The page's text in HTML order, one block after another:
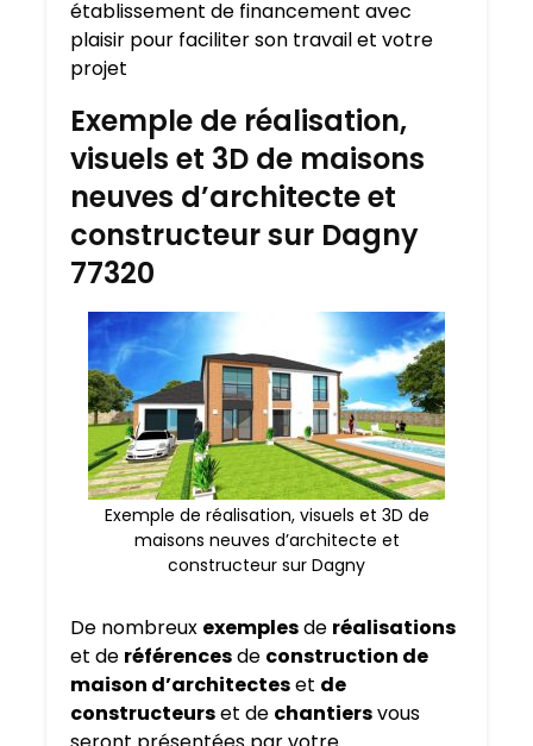
établissement de financement avec
plaisir pour faciliter son travail et votre
projet
Exemple de réalisation,
visuels et 3D de maisons
neuves d’architecte et
constructeur sur Dagny
77320
Exemple de réalisation, visuels et 3D de
maisons neuves d’architecte et
constructeur sur Dagny
De nombreux exemplesde réalisations
et de référencesde construction de
maison d’architecteset de
constructeurset de chantiersvous